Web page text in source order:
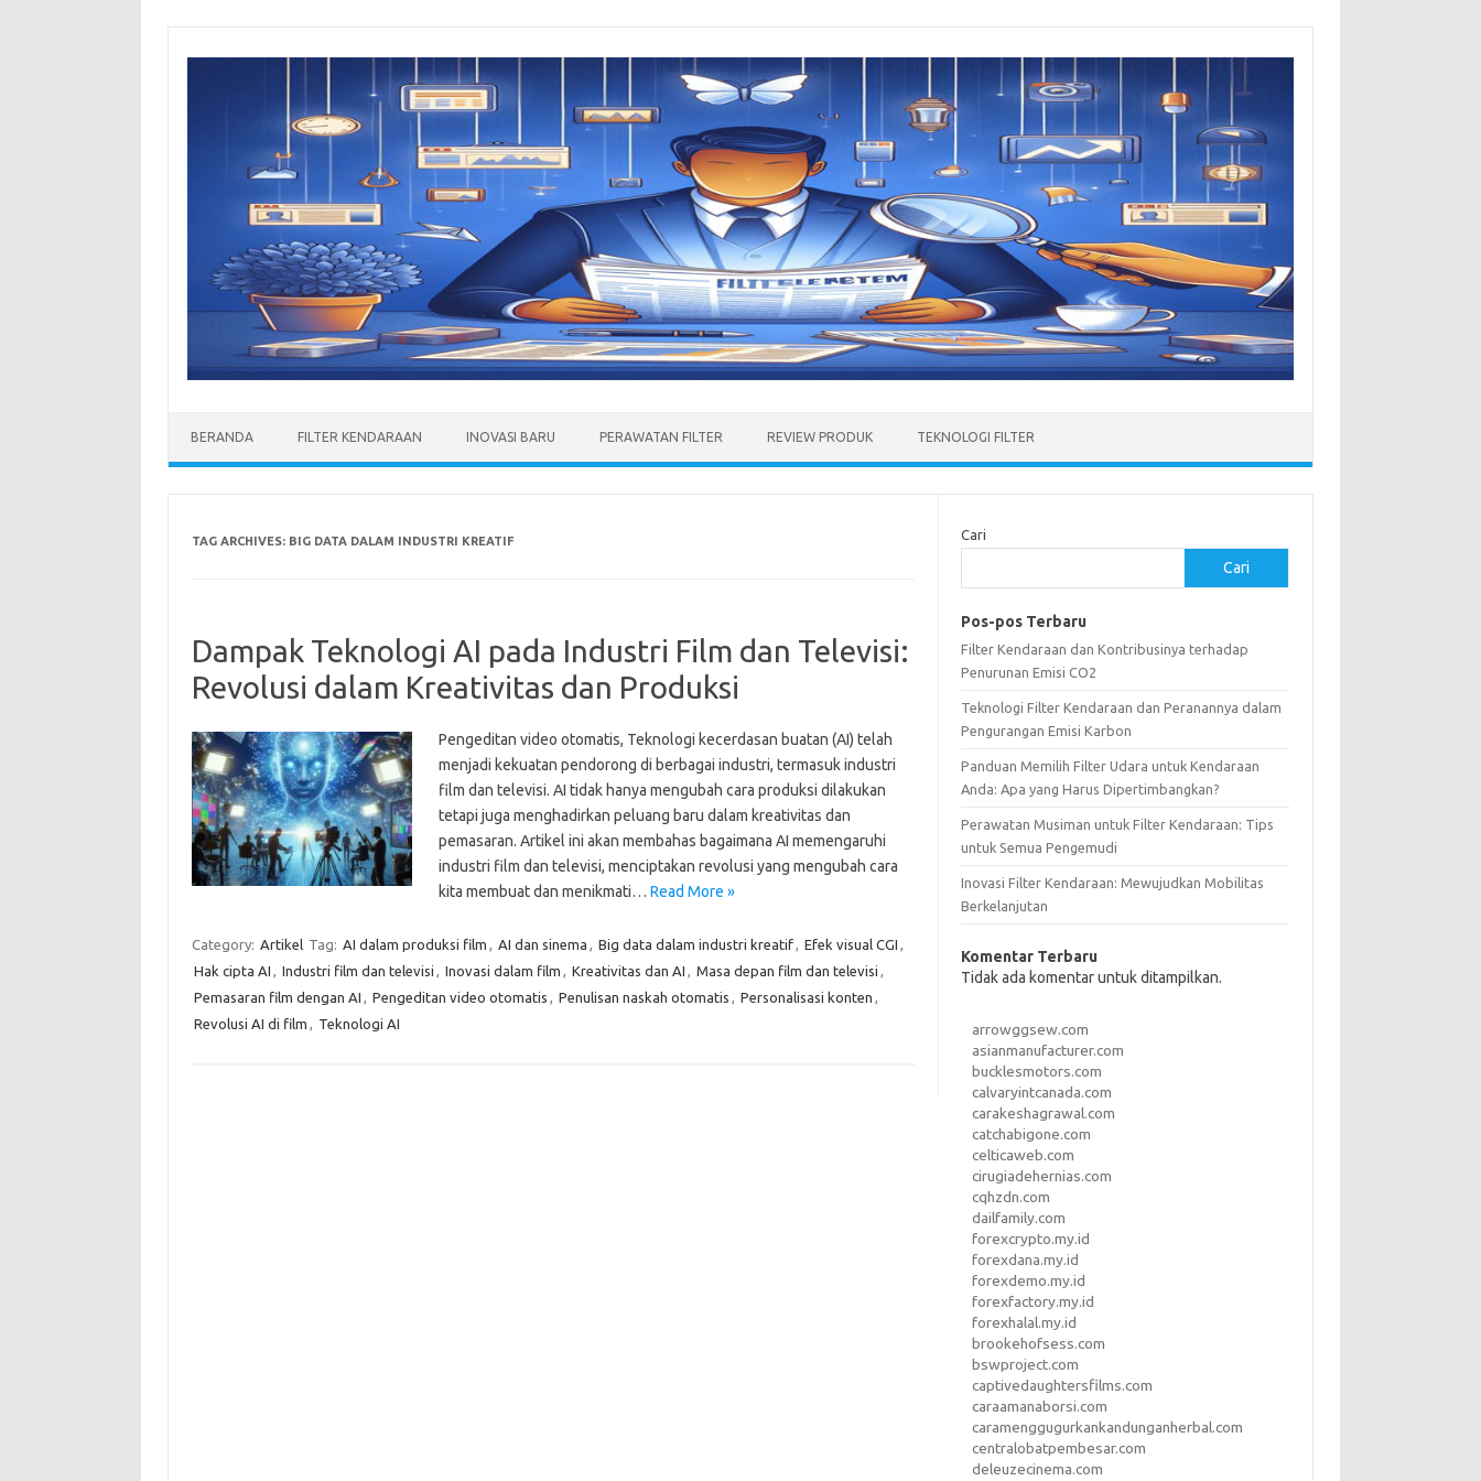
BERANDA FILTER KENDARAAN INOVASI BARU PERAWATAN FILTER REVIEW PRODUK TEKNOLOGI FILTER
TAG ARCHIVES: BIG DATA DALAM INDUSTRI KREATIF
Dampak Teknologi AI pada Industri Film dan Televisi:
Revolusi dalam Kreativitas dan Produksi
Pengeditan video otomatis, Teknologi kecerdasan buatan (AI) telah
menjadi kekuatan pendorong di berbagai industri, termasuk industri
film dan televisi. AI tidak hanya mengubah cara produksi dilakukan
tetapi juga menghadirkan peluang baru dalam kreativitas dan
pemasaran. Artikel ini akan membahas bagaimana AI memengaruhi
industri film dan televisi, menciptakan revolusi yang mengubah cara
kita membuat dan menikmati… Read More »
Category: Artikel Tag: AI dalam produksi film , AI dan sinema , Big data dalam industri kreatif, Efek visual CGI ,
Hak cipta AI , Industri film dan televisi , Inovasi dalam film , Kreativitas dan AI , Masa depan film dan televisi ,
Pemasaran film dengan AI , Pengeditan video otomatis , Penulisan naskah otomatis , Personalisasi konten ,
Revolusi AI di film , Teknologi AI
Cari
Cari
Pos-pos Terbaru
Filter Kendaraan dan Kontribusinya terhadap
Penurunan Emisi CO2
Teknologi Filter Kendaraan dan Peranannya dalam
Pengurangan Emisi Karbon
Panduan Memilih Filter Udara untuk Kendaraan
Anda: Apa yang Harus Dipertimbangkan?
Perawatan Musiman untuk Filter Kendaraan: Tips
untuk Semua Pengemudi
Inovasi Filter Kendaraan: Mewujudkan Mobilitas
Berkelanjutan
Komentar Terbaru
Tidak ada komentar untuk ditampilkan.
arrowggsew.com
asianmanufacturer.com
bucklesmotors.com
calvaryintcanada.com
carakeshagrawal.com
catchabigone.com
celticaweb.com
cirugiadehernias.com
cqhzdn.com
dailfamily.com
forexcrypto.my.id
forexdana.my.id
forexdemo.my.id
forexfactory.my.id
forexhalal.my.id
brookehofsess.com
bswproject.com
captivedaughtersfilms.com
caraamanaborsi.com
caramenggugurkankandunganherbal.com
centralobatpembesar.com
deleuzecinema.com